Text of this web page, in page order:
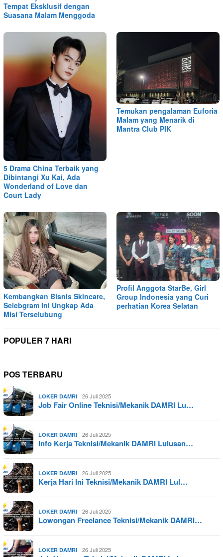
Tempat Eksklusif dengan
Suasana Malam Menggoda
5 Drama China Terbaik yang
Dibintangi Xu Kai, Ada
Wonderland of Love dan
Court Lady
Temukan pengalaman Euforia
Malam yang Menarik di
Mantra Club PIK
Kembangkan Bisnis Skincare,
Selebgram Ini Ungkap Ada
Misi Terselubung
Profil Anggota StarBe, Girl
Group Indonesia yang Curi
perhatian Korea Selatan
POPULER 7 HARI
POS TERBARU
LOKER DAMRI 26 Juli 2025
Job Fair Online Teknisi/Mekanik DAMRI Lu…
LOKER DAMRI 26 Juli 2025
Info Kerja Teknisi/Mekanik DAMRI Lulusan…
LOKER DAMRI 26 Juli 2025
Kerja Hari Ini Teknisi/Mekanik DAMRI Lul…
LOKER DAMRI 26 Juli 2025
Lowongan Freelance Teknisi/Mekanik DAMRI…
LOKER DAMRI 26 Juli 2025